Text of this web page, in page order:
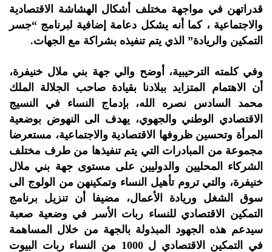
قدراتهن في مواجهة مختلف أشكال الهشاشة الاقتصادية
والاجتماعية ، كما أنه يشكل دعامة إضافية لبرنامج “جسر
التمكين والريادة” الذي يتم تنفيذه بشراكة مع الجهات.
وفي كلمته الترحيبية، أوضح والي جهة بني ملال خنيفرة،
أن الاهتمام المتزايد ببلادنا بقيادة صاحب الجلالة الملك
محمد السادس نصره الله، بإدماج النساء في النسيج
الاقتصادي الوطني والجهوي، يهدف الى النهوض بوضعية
المرأة وتحسين ظروفها الاقتصادية والاجتماعية، مستعرضا
مجموعة من المبادرات التي يتم تنفيذها من طرف مختلف
الشركاء المحليين والدوليين على مستوى جهة بني ملال
خنيفرة، والتي تروم تأهيل النساء وتمكينهن من الولوج الى
سوق الشغل وريادة الأعمال، مضيفا أن تنزيل برنامج
التمكين الاقتصادي للنساء ربات الأسر في وضعية صعبة
سيدعم هذه الجهود المبذولة بالجهة من خلال المساهمة
في التمكين الاقتصادي ل 1000 من النساء ربات البيوت